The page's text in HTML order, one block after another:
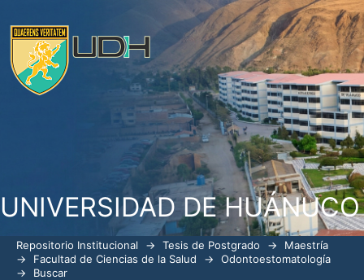
UNIVERSIDAD DE HUÁNUCO
Repositorio Institucional → Tesis de Postgrado →
Maestría
→
Facultad de Ciencias de la Salud →
Odontoestomatología
→
Buscar